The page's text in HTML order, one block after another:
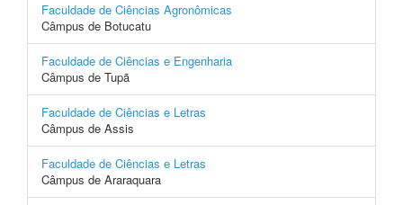
Faculdade de Ciências Agronômicas
Câmpus de Botucatu
Faculdade de Ciências e Engenharia
Câmpus de Tupã
Faculdade de Ciências e Letras
Câmpus de Assis
Faculdade de Ciências e Letras
Câmpus de Araraquara